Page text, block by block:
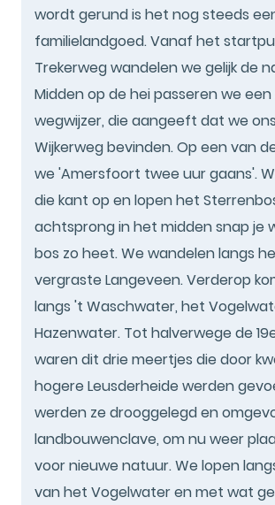
wordt gerund is het nog steeds
familielandgoed. Vanaf het
Trekerweg wandelen we gelijk de
Midden op de hei passeren we
wegwijzer, die aangeeft dat we
Wijkerweg bevinden. Op een van
we 'Amersfoort twee uur gaans'.
die kant op en lopen het
achtsprong in het midden snap je
bos zo heet. We wandelen langs
vergraste Langeveen. Verderop
langs 't Waschwater, het
Hazenwater. Tot halverwege de
waren dit drie meertjes die door
hogere Leusderheide werden
werden ze drooggelegd en
landbouwenclave, om nu weer
voor nieuwe natuur. We lopen
van het Vogelwater en met wat